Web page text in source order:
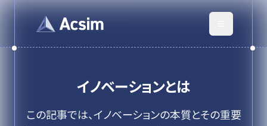
イノベーションとは
この記事では、イノベーションの本質とその重要